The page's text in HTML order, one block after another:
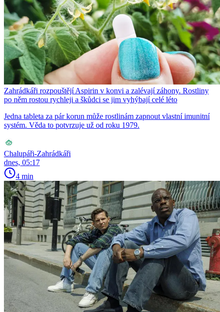
Zahrádkáři rozpouštějí Aspirin v konvi a zalévají záhony. Rostliny
po něm rostou rychleji a škůdci se jim vyhýbají celé léto
Jedna tableta za pár korun může rostlinám zapnout vlastní imunitní
systém. Věda to potvrzuje už od roku 1979.
Chalupáři-Zahrádkáři
dnes, 05:17
4 min